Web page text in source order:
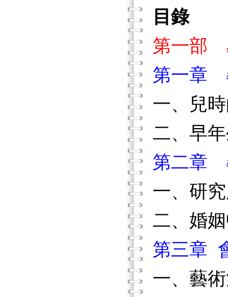
目錄
第一部
第一章
一、兒
二、早
第二章
一、研
二、婚
第三章
一、藝